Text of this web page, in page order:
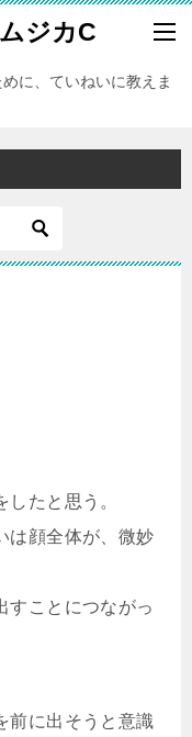
ジカC
に、ていねいに教えま
たと思う。
は顔全体が、微妙
すことにつながっ
前に出そうと意識